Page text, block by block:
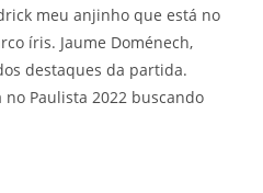
meu anjinho que está no
íris. Jaume Doménech,
destaques da partida.
Paulista 2022 buscando